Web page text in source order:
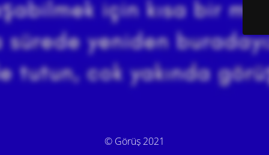
© Görüş 2021